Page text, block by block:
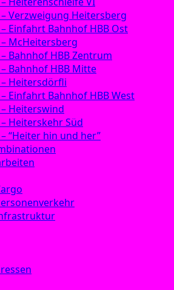
Verzweigung Heitersberg
Einfahrt Bahnhof HBB Ost
McHeitersberg
Bahnhof HBB Zentrum
Bahnhof HBB Mitte
Heitersdörfli
Einfahrt Bahnhof HBB West
Heiterswind
Heiterskehr Süd
“Heiter hin und her”